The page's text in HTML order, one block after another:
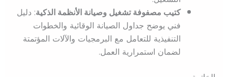
كتيب مصفوفة تشغيل وصيانة الأنظمة الذكية: دليل
فني يوضح جداول الصيانة الوقائية والخطوات
التنفيذية للتعامل مع البرمجيات والآلات المؤتمتة
لضمان استمرارية العمل.